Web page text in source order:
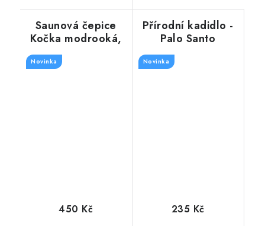
Saunová čepice
Kočka modrooká,
špičaté uši,
krémová
Novinka
450 Kč
Přírodní kadidlo -
Palo Santo
(posvátné dřevo)
Novinka
235 Kč